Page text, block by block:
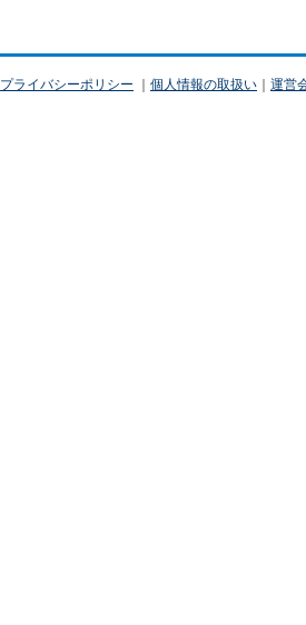
プライバシーポリシー ｜ 個人情報の取扱い ｜ 運営